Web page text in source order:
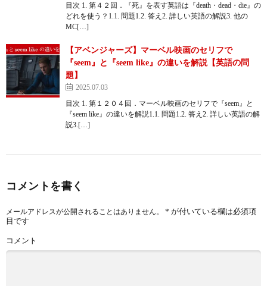
目次 1. 第４２回．『死』を表す英語は『death・dead・die』の
どれを使う？1.1. 問題1.2. 答え2. 詳しい英語の解説3. 他の
MC[…]
【アベンジャーズ】マーベル映画のセリフで
『seem』と『seem like』の違いを解説【英語の問
題】
2025.07.03
目次 1. 第１２０４回．マーベル映画のセリフで『seem』と
『seem like』の違いを解説1.1. 問題1.2. 答え2. 詳しい英語の解
説3.[…]
コメントを書く
メールアドレスが公開されることはありません。 * が付いている欄は必須項
目です
コメント